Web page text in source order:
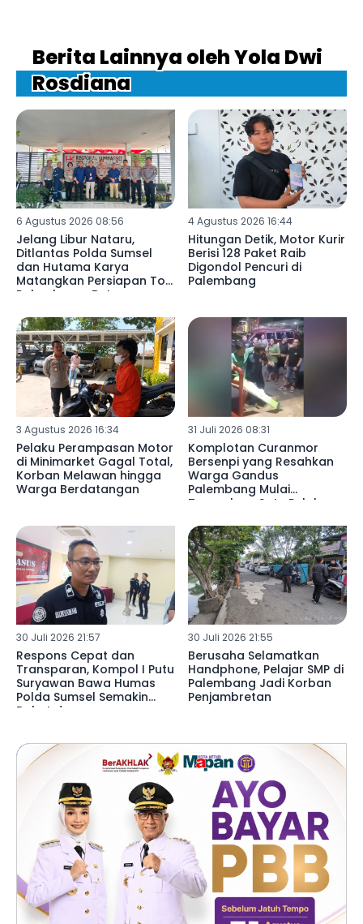
Berita Lainnya oleh Yola Dwi
Rosdiana
6 Agustus 2026 08:56
Jelang Libur Nataru,
Ditlantas Polda Sumsel
dan Hutama Karya
Matangkan Persiapan Tol
Palembang–Betung
4 Agustus 2026 16:44
Hitungan Detik, Motor Kurir
Berisi 128 Paket Raib
Digondol Pencuri di
Palembang
3 Agustus 2026 16:34
Pelaku Perampasan Motor
di Minimarket Gagal Total,
Korban Melawan hingga
Warga Berdatangan
31 Juli 2026 08:31
Komplotan Curanmor
Bersenpi yang Resahkan
Warga Gandus
Palembang Mulai
Terungkap, Satu Pelaku
30 Juli 2026 21:57
Respons Cepat dan
Transparan, Kompol I Putu
Suryawan Bawa Humas
Polda Sumsel Semakin
Dekat dengan
30 Juli 2026 21:55
Berusaha Selamatkan
Handphone, Pelajar SMP di
Palembang Jadi Korban
Penjambretan